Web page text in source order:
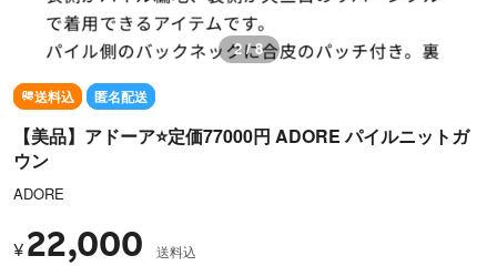
2 / 8
送料込 匿名配送
【美品】アドーア⭐️定価77000円 ADORE パイルニットガ
ウン
ADORE
¥ 22,000 送料込